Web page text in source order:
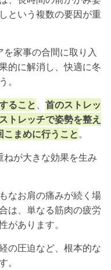
という複数の要因が重
家事の合間に取り入
的に解消し、快適に冬
ること、 首のストレッ
トレッチで姿勢を整え
こまめに行うこと。
が大きな効果を生み
なお肩の痛みが続く場
は、単なる筋肉の疲労
があります。
の圧迫など、根本的な